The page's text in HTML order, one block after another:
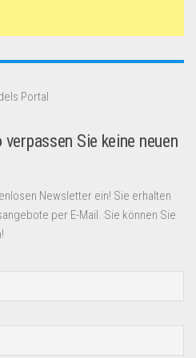
Portal
Sie keine neuen
Newsletter ein! Sie erhalten
per E-Mail. Sie können Sie